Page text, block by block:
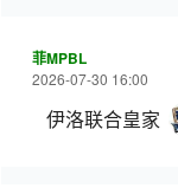
菲MPBL
2026-07-30 16:00
伊洛联合皇家